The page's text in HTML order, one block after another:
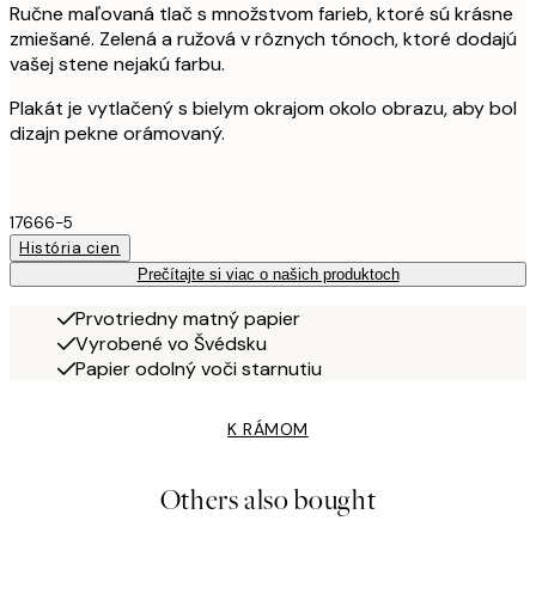
Ručne maľovaná tlač s množstvom farieb, ktoré sú krásne
zmiešané. Zelená a ružová v rôznych tónoch, ktoré dodajú
vašej stene nejakú farbu.
Plakát je vytlačený s bielym okrajom okolo obrazu, aby bol
dizajn pekne orámovaný.
17666-5
História cien
Prečítajte si viac o našich produktoch
Prvotriedny matný papier
Vyrobené vo Švédsku
Papier odolný voči starnutiu
K RÁMOM
Others also bought